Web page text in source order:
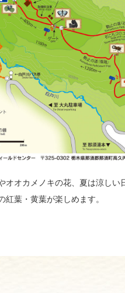
オオカメノキの花、夏は涼しい
紅葉・黄葉が楽しめます。